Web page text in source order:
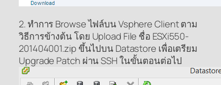
2. ทำการ Browse ไฟล์บน Vsphere Client ตาม
วิธีการข้างต้น โดย Upload File ชื่อ ESXi550-
201404001.zip ขึ้นไปบน Datastore เพื่อเตรียม
Upgrade Patch ผ่าน SSH ในขั้นตอนต่อไป